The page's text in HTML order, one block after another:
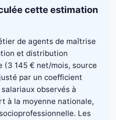
cette estimation
de agents de maîtrise
et distribution
(3 145 € net/mois, source
par un coefficient
observés à
à la moyenne nationale,
Les